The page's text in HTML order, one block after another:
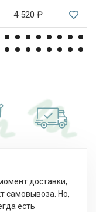
4 520 ₽
доставки,
самовывоза. Но,
есть